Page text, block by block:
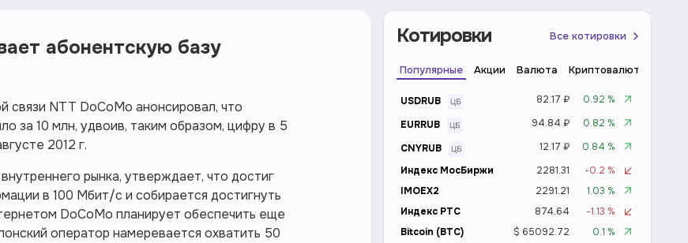
абонентскую базу
связи NTT DoCoMo анонсировал, что
за 10 млн, удвоив, таким образом, цифру в 5
2012 г.
рынка, утверждает, что достиг
в 100 Мбит/с и собирается достигнуть
DoCoMo планирует обеспечить еще
оператор намеревается охватить 50
Котировки Все котировки
Популярные Акции Валюта Криптовалюта
USDRUB 82.17 ₽
0.92 %
EURRUB
94.84 ₽
0.82 %
CNYRUB
12.17 ₽
0.84 %
Индекс МосБиржи
2281.31
-0.2 %
IMOEX2
2291.21
1.03 %
Индекс РТС
874.64
-1.13 %
Bitcoin (BTC)
$ 65092.72
0.1 %